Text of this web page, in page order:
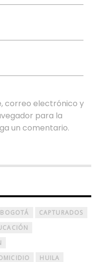
correo electrónico y
para la
un comentario.
BOGOTÁ
CAPTURADOS
HUILA